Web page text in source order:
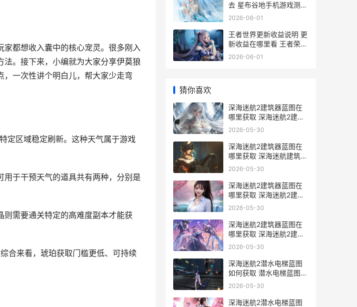
都想收入囊中的核心宠灵。很多刚入
。接下来，小编就为大家分享伊莫狼
一次性讲个明白儿，帮大家少走弯
定区域稳定刷新。这种天气属于游戏
于干预天气的道具共有两种，分别是
需要通关特定的高难度副本才能获
合来看，琥珀获取门槛更低、可持续
去 星布谷地手机游戏测试
服进不去化解办法 星布谷
2026-06-01
王者世界更新收益说明 更
新收益在哪里看 王者荣耀
更新维护到几点?
2026-06-01
猜你喜欢
深海迷航2建筑器蓝图在
哪里获取 深海迷航2建筑
枪
2026-05-30
深海迷航2建筑器蓝图在
哪里获取 深海迷航建筑布
局
2026-05-30
深海迷航2建筑器蓝图在
哪里获取 深海迷航2建筑
bug
2026-05-30
深海迷航2建筑器蓝图在
哪里获取 深海迷航2建筑
无法拆除
2026-05-30
深海迷航2潜水电梯蓝图
如何获取 潜水电梯蓝图获
取策略 深海迷航2潜水电
2026-05-30
深海迷航2潜水电梯蓝图